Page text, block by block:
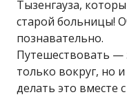
Тызенгауза,
старой больницы!
познавательно.
Путешествовать —
только вокруг, но
делать это вместе